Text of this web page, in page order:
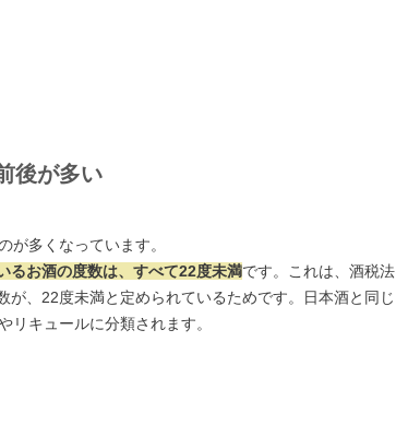
後が多い
が多くなっています。
るお酒の度数は、すべて22度未満です。これは、酒税法
、22度未満と定められているためです。日本酒と同じ
リキュールに分類されます。